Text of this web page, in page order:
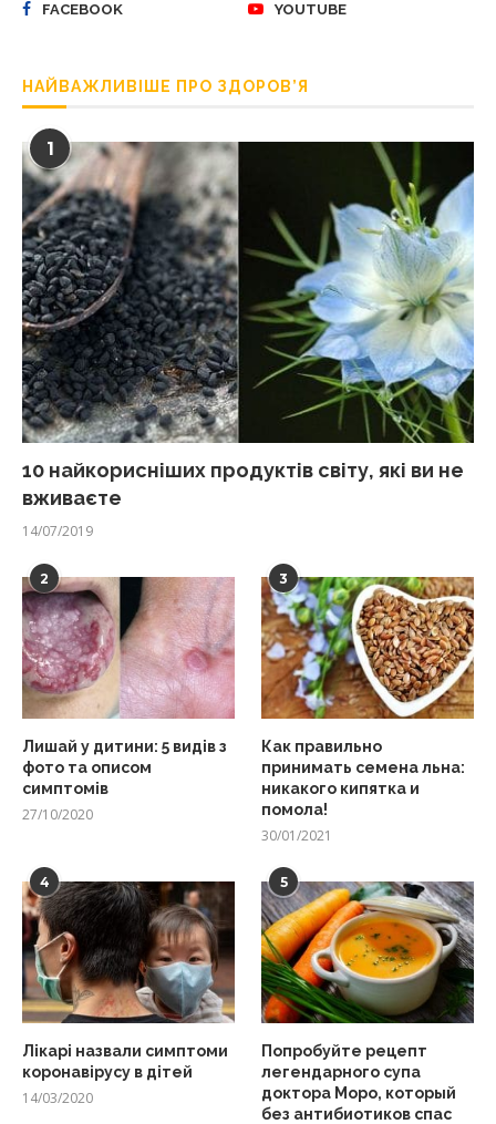
FACEBOOK YOUTUBE
НАЙВАЖЛИВІШЕ ПРО ЗДОРОВ’Я
1
10 найкорисніших продуктів світу, які ви не
вживаєте
14/07/2019
2
Лишай у дитини: 5 видів з
фото та описом
симптомів
27/10/2020
3
Как правильно
принимать семена льна:
никакого кипятка и
помола!
30/01/2021
4
Лікарі назвали симптоми
коронавірусу в дітей
14/03/2020
5
Попробуйте рецепт
легендарного супа
доктора Моро, который
без антибиотиков спас